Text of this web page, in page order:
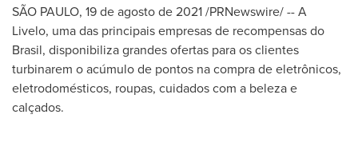
SÃO PAULO, 19 de agosto de 2021/PRNewswire/ -- A
Livelo, uma das principais empresas de recompensas do
Brasil, disponibiliza grandes ofertas para os clientes
turbinarem o acúmulo de pontos na compra de eletrônicos,
eletrodomésticos, roupas, cuidados com a beleza e
calçados.